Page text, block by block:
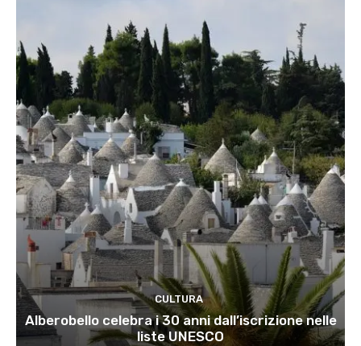
CULTURA
Alberobello celebra i 30 anni dall’iscrizione nelle
liste UNESCO